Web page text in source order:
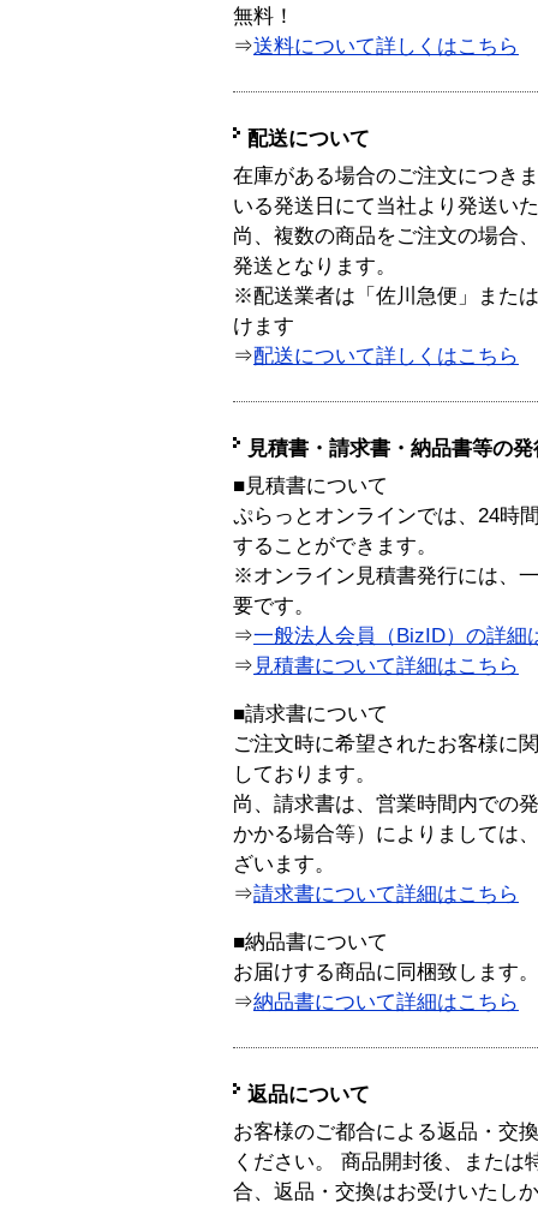
無料！
⇒送料について詳しくはこちら
配送について
在庫がある場合のご注文につき
いる発送日にて当社より発送い
尚、複数の商品をご注文の場合
発送となります。
※配送業者は「佐川急便」また
けます
⇒配送について詳しくはこちら
見積書・請求書・納品書等の
■見積書について
ぷらっとオンラインでは、24時
することができます。
※オンライン見積書発行には、
要です。
⇒一般法人会員（BizID）の詳細
⇒ 見積書について詳細はこちら
■請求書について
ご注文時に希望されたお客様に
しております。
尚、請求書は、営業時間内での
かかる場合等）によりましては
ざいます。
⇒請求書について詳細はこちら
■納品書について
お届けする商品に同梱致します。
⇒納品書について詳細はこちら
返品について
お客様のご都合による返品・交
ください。 商品開封後、または
合、返品・交換はお受けいたし